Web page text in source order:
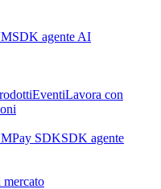
SDK agente AI
EventiLavora con
Pay SDKSDK agente